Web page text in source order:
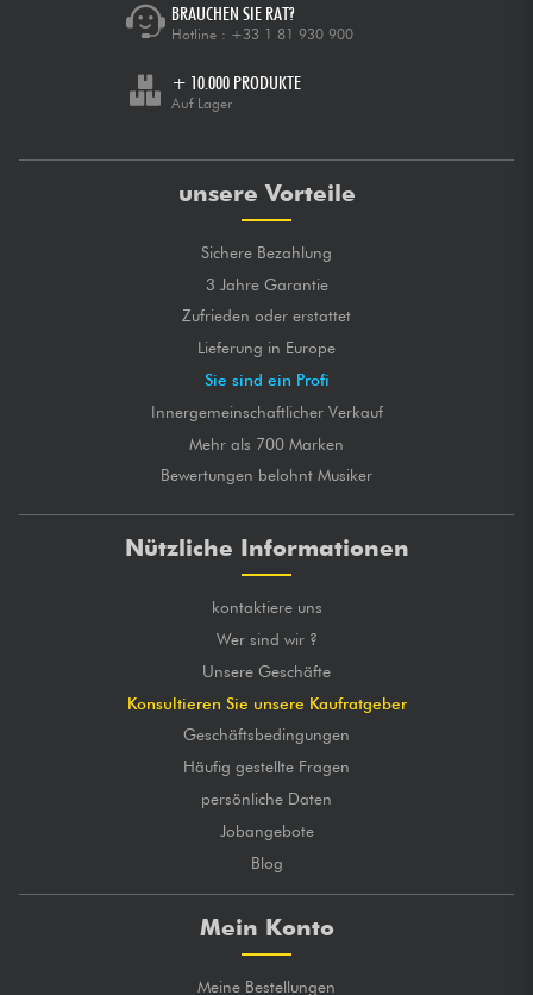
BRAUCHEN SIE RAT?
Hotline : +33 1 81 930 900
+ 10.000 PRODUKTE
Auf Lager
unsere Vorteile
Sichere Bezahlung
3 Jahre Garantie
Zufrieden oder erstattet
Lieferung in Europe
Sie sind ein Profi
Innergemeinschaftlicher Verkauf
Mehr als 700 Marken
Bewertungen belohnt Musiker
Nützliche Informationen
kontaktiere uns
Wer sind wir ?
Unsere Geschäfte
Konsultieren Sie unsere Kaufratgeber
Geschäftsbedingungen
Häufig gestellte Fragen
persönliche Daten
Jobangebote
Blog
Mein Konto
Meine Bestellungen